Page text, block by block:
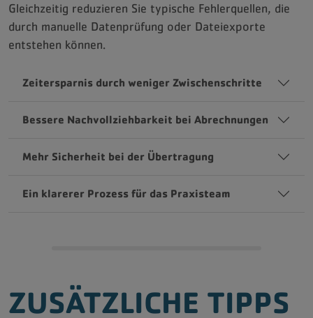
Gleichzeitig reduzieren Sie typische Fehlerquellen, die
durch manuelle Datenprüfung oder Dateiexporte
entstehen können.
Zeitersparnis durch weniger Zwischenschritte
Bessere Nachvollziehbarkeit bei Abrechnungen
Mehr Sicherheit bei der Übertragung
Ein klarerer Prozess für das Praxisteam
ZUSÄTZLICHE TIPPS